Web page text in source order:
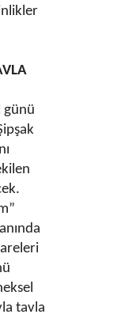
günü
tavla